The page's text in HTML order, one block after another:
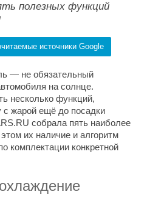
полезных функций
источники Google
— не обязательный
на солнце.
несколько функций,
с жарой ещё до посадки
собрала пять наиболее
их наличие и алгоритм
комплектации конкретной